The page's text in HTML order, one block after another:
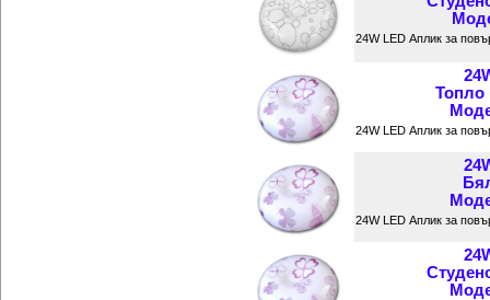
24W LED Аплик за
Топло
24W LED Аплик за
24W LED Аплик за